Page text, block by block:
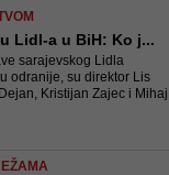
Lidl-a u BiH: Ko j...
sarajevskog Lidla
odranije, su direktor Lis
Kristijan Zajec i Mihaj